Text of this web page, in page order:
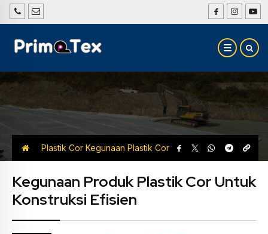
Plastik Cor Kegunaan Plastik Cor
Kegunaan Produk Plastik Cor Untuk
Konstruksi Efisien